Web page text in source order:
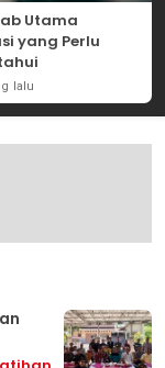
Utama
yang Perlu
lalu